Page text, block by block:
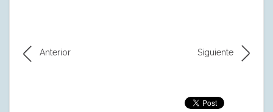
Anterior Siguiente